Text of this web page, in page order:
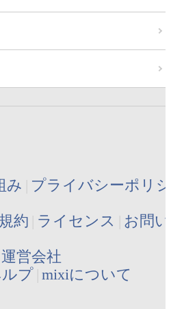
み プライバシーポリ
約 ライセンス お問
運営会社
プ mixiについて